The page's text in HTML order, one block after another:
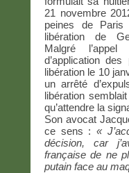
21 novembre
peines de
libération de
Malgré
d’application
libération le 10
un arrêté
libération
qu’attendre la
Son avocat
ce sens :«
décision, car
française de ne
putain face au